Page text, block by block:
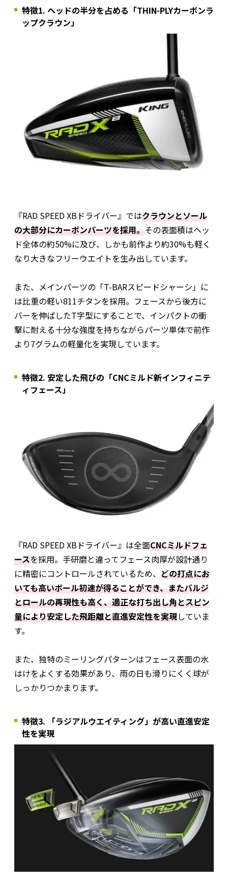
特徴1. ヘッドの半分を占める「THIN-PLYカーボンラ
ップクラウン」
『RAD SPEED XBドライバー』ではクラウンとソール
の大部分にカーボンパーツを採用。その表面積はヘッ
ド全体の約50%に及び、しかも前作より約30%も軽く
なり大きなフリーウエイトを生み出しています。
また、メインパーツの「T-BARスピードシャーシ」に
は比重の軽い811チタンを採用。フェースから後方に
バーを伸ばしたT字型にすることで、インパクトの衝
撃に耐える十分な強度を持ちながらパーツ単体で前作
より7グラムの軽量化を実現しています。
特徴2. 安定した飛びの「CNCミルド新インフィニテ
ィフェース」
『RAD SPEED XBドライバー』は全面CNCミルドフェ
ースを採用。手研磨と違ってフェース肉厚が設計通り
に精密にコントロールされているため、 どの打点にお
いても高いボール初速が得ることができ、またバルジ
とロールの再現性も高く、適正な打ち出し角とスピン
量により安定した飛距離と直進安定性を実現していま
す。
また、独特のミーリングパターンはフェース表面の水
はけをよくする効果があり、雨の日も滑りにくく球が
しっかりつかまります。
特徴3. 「ラジアルウエイティング」が高い直進安定
性を実現